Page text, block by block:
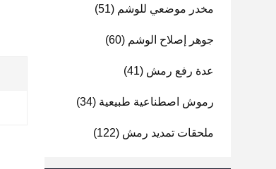
مخدر موضعي للوشم (51)
جوهر إصلاح الوشم (60)
عدة رفع رمش (41)
رموش اصطناعية طبيعية (34)
ملحقات تمديد رمش (122)